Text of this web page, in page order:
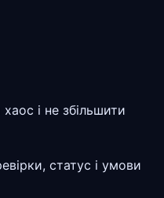
і не збільшити
статус і умови